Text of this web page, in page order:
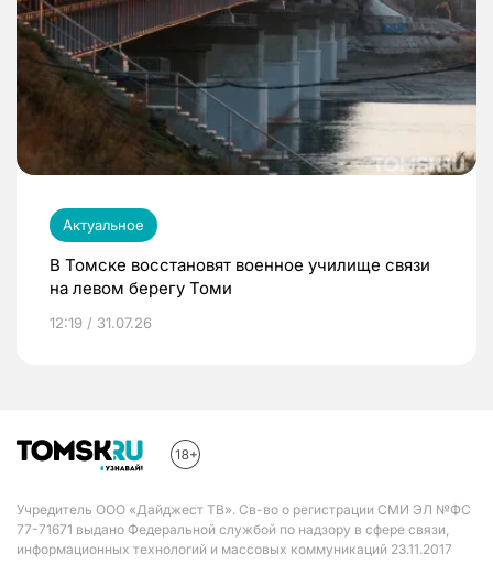
Актуальное
В Томске восстановят военное училище связи
на левом берегу Томи
12:19 / 31.07.26
Учредитель ООО «Дайджест ТВ». Св-во о регистрации СМИ ЭЛ №ФС
77-71671 выдано Федеральной службой по надзору в сфере связи,
информационных технологий и массовых коммуникаций 23.11.2017